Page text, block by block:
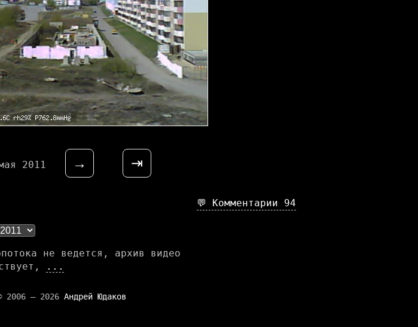
2011 → ⇥
💬 Комментарии 94
не ведется, архив видео
...
2006 — 2026 Андрей Юдаков